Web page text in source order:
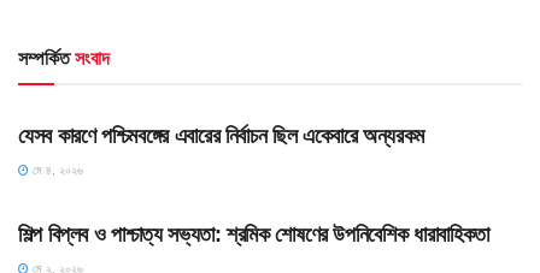
সম্পর্কিতসংবাদ
HOME POST
যেসব কারণে পশ্চিমবঙ্গের এবারের নির্বাচন ছিল একেবারে অন্যরকম
মে ৪, ২০২৬
শিল্প বিপ্লব ও পাশ্চাত্য সভ্যতা: শ্রমিক শোষণের উপনিবেশিক ধারাবাহিকতা
মে ২, ২০২৬